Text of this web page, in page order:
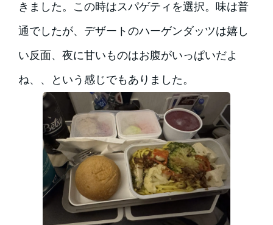
きました。この時はスパゲティを選択。味は普
通でしたが、デザートのハーゲンダッツは嬉し
い反面、夜に甘いものはお腹がいっぱいだよ
ね、、という感じでもありました。